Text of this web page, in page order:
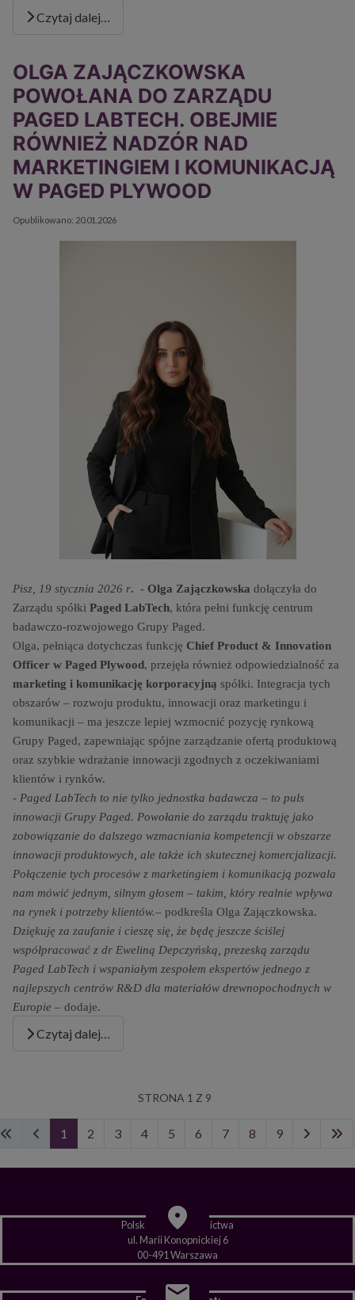
Czytaj dalej…
OLGA ZAJĄCZKOWSKA
POWOŁANA DO ZARZĄDU
PAGED LABTECH. OBEJMIE
RÓWNIEŻ NADZÓR NAD
MARKETINGIEM I KOMUNIKACJĄ
W PAGED PLYWOOD
Szczegóły
Opublikowano: 20.01.2026
Pisz, 19 stycznia 2026 r. - Olga Zajączkowska dołączyła do
Zarządu spółki Paged LabTech, która pełni funkcję centrum
badawczo-rozwojowego Grupy Paged.
Olga, pełniąca dotychczas funkcję Chief Product & Innovation
Officer w Paged Plywood, przejęła również odpowiedzialność za
marketing i komunikację korporacyjną spółki. Integracja tych
obszarów – rozwoju produktu, innowacji oraz marketingu i
komunikacji – ma jeszcze lepiej wzmocnić pozycję rynkową
Grupy Paged, zapewniając spójne zarządzanie ofertą produktową
oraz szybkie wdrażanie innowacji zgodnych z oczekiwaniami
klientów i rynków.
- Paged LabTech to nie tylko jednostka badawcza – to puls
innowacji Grupy Paged. Powołanie do zarządu traktuję jako
zobowiązanie do dalszego wzmacniania kompetencji w obszarze
innowacji produktowych, ale także ich skutecznej komercjalizacji.
Połączenie tych procesów z marketingiem i komunikacją pozwala
nam mówić jednym, silnym głosem – takim, który realnie wpływa
na rynek i potrzeby klientów.– podkreśla Olga Zajączkowska.
Dziękuję za zaufanie i cieszę się, że będę jeszcze ściślej
współpracować z dr Eweliną Depczyńską, prezeską zarządu
Paged LabTech i wspaniałym zespołem ekspertów jednego z
najlepszych centrów R&D dla materiałów drewnopochodnych w
Europie – dodaje.
Czytaj dalej…
STRONA 1 Z 9
1 2 3 4 5 6 7 8 9
Polska Izba Budownictwa
ul. Marii Konopnickiej 6
00-491 Warszawa